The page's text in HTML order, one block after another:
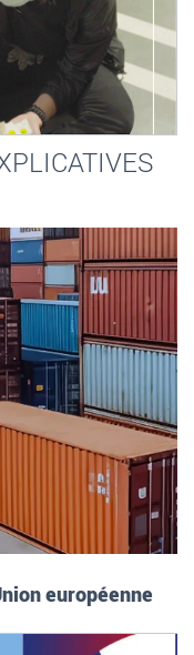
européenne